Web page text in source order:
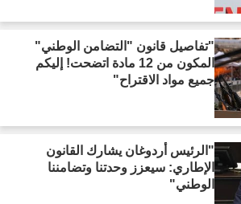
"تفاصيل قانون "التضامن الوطني"
المكون من 12 مادة اتضحت! إليكم
جميع مواد الاقتراح"
"الرئيس أردوغان يشارك القانون
الإطاري: سيعزز وحدتنا وتضامننا
الوطني"